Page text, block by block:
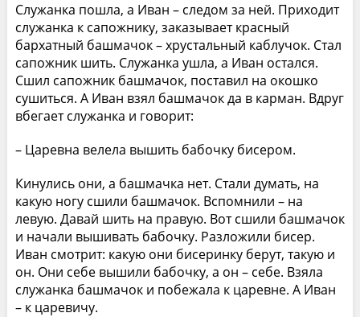
Служанка пошла, а Иван – следом за ней. Приходит
служанка к сапожнику, заказывает красный
бархатный башмачок – хрустальный каблучок. Стал
сапожник шить. Служанка ушла, а Иван остался.
Сшил сапожник башмачок, поставил на окошко
сушиться. А Иван взял башмачок да в карман. Вдруг
вбегает служанка и говорит:
– Царевна велела вышить бабочку бисером.
Кинулись они, а башмачка нет. Стали думать, на
какую ногу сшили башмачок. Вспомнили – на
левую. Давай шить на правую. Вот сшили башмачок
и начали вышивать бабочку. Разложили бисер.
Иван смотрит: какую они бисеринку берут, такую и
он. Они себе вышили бабочку, а он – себе. Взяла
служанка башмачок и побежала к царевне. А Иван
– к царевичу.